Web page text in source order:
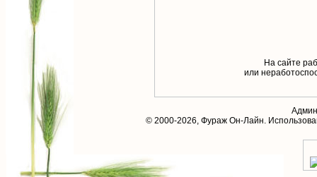
На сайте
или
© 2000-2026, Фураж Он-Лайн.